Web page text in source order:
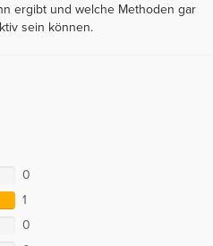
ergibt und welche Methoden gar
sein können.
0
1
0